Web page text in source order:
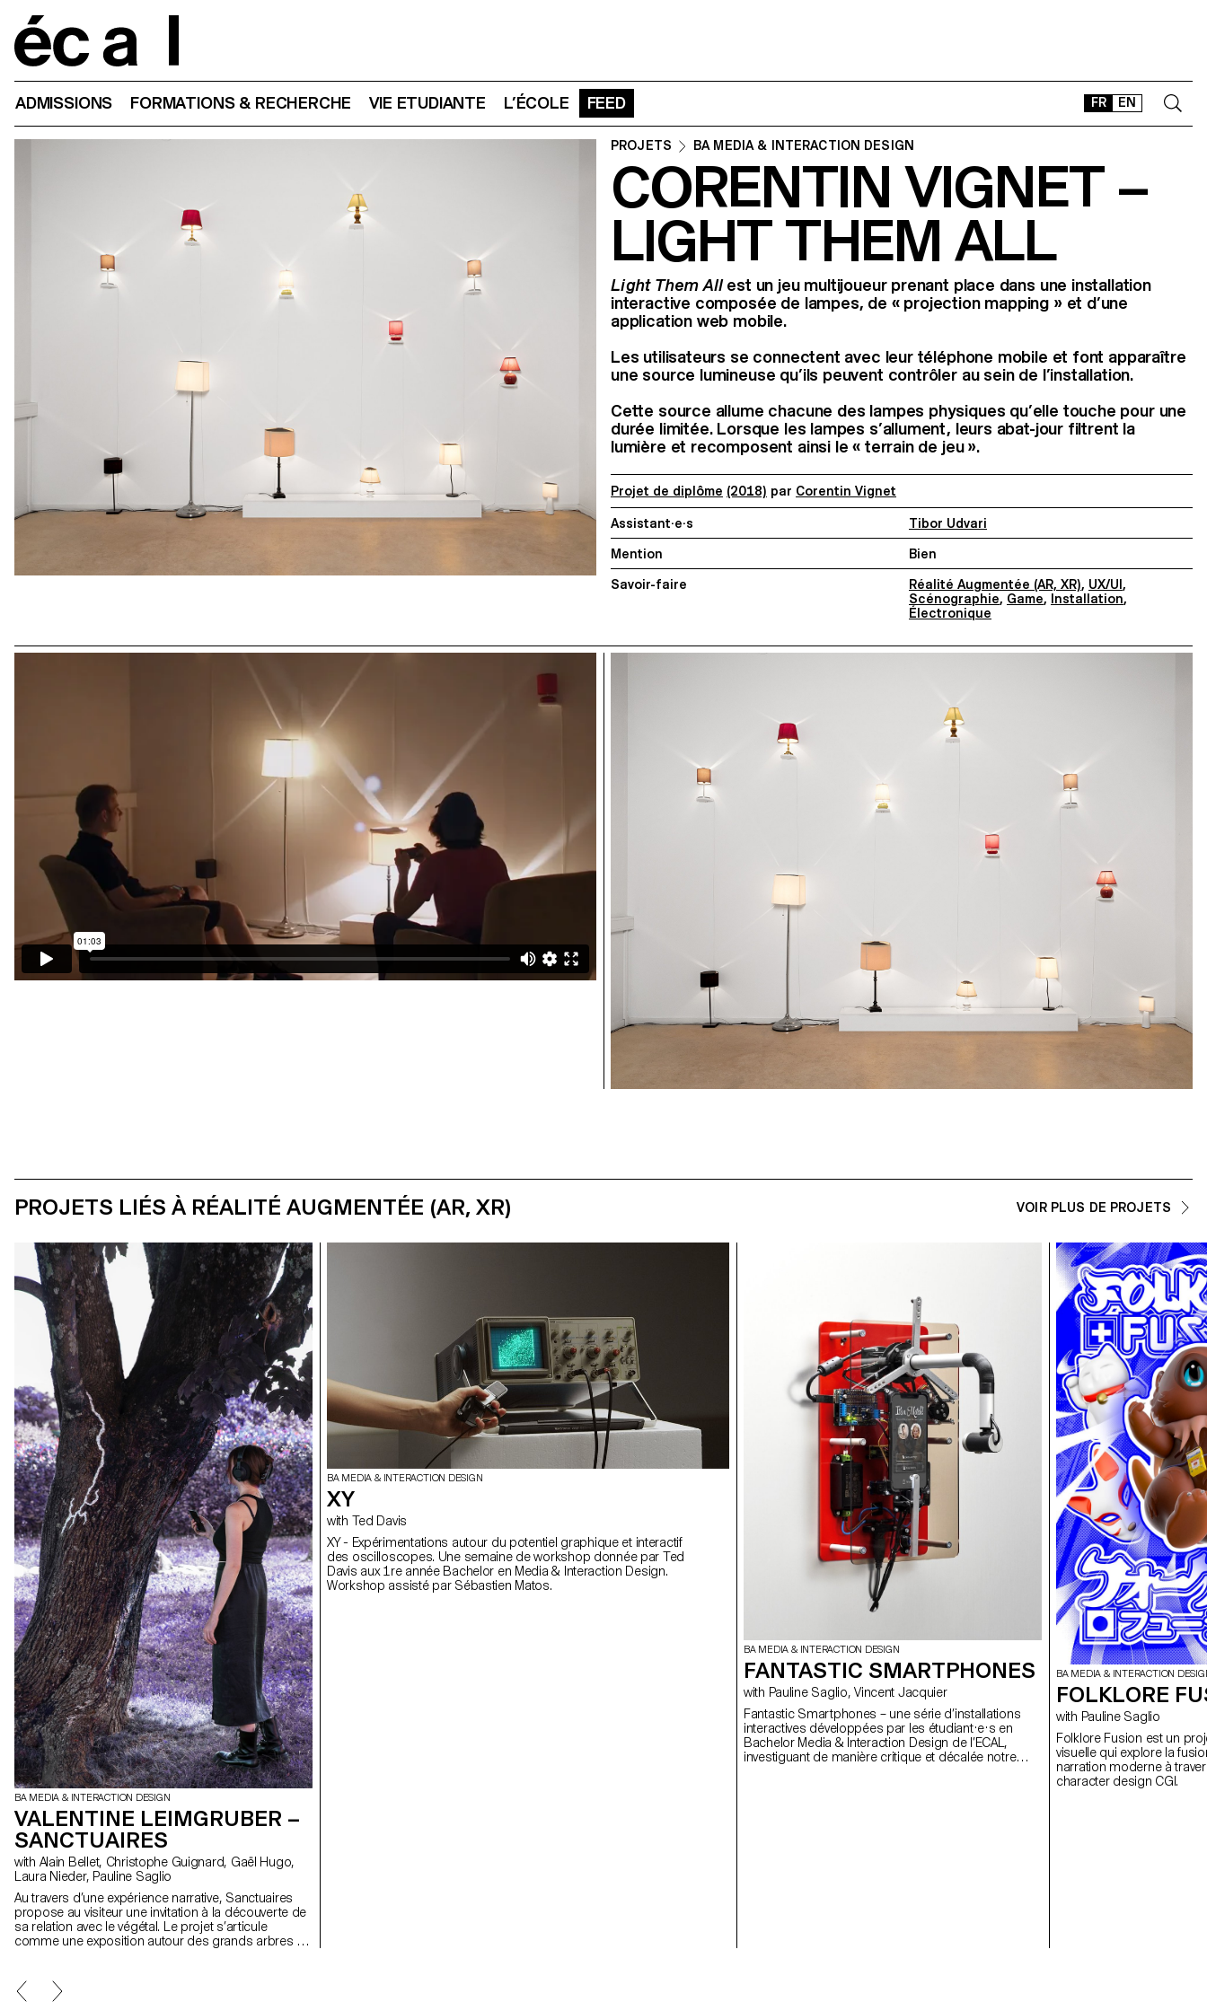
FR EN
ADMISSIONS FORMATIONS & RECHERCHE VIE ETUDIANTE L’ÉCOLE FEED
CONTACT
SHOP
Instagram
Facebook
LinkedIn
Vimeo
PROJETS BA MEDIA & INTERACTION DESIGN
CORENTIN VIGNET –
LIGHT THEM ALL
Light Them Allest un jeu multijoueur prenant place dans une installation
interactive composée de lampes, de « projection mapping » et d’une
application web mobile.
Les utilisateurs se connectent avec leur téléphone mobile et font apparaître
une source lumineuse qu’ils peuvent contrôler au sein de l’installation.
Cette source allume chacune des lampes physiques qu’elle touche pour une
durée limitée. Lorsque les lampes s’allument, leurs abat-jour filtrent la
lumière et recomposent ainsi le « terrain de jeu ».
Projet de diplôme (2018) par Corentin Vignet
Assistant·e·s Tibor Udvari
Mention Bien
Savoir-faire Réalité Augmentée (AR, XR), UX/UI,
Scénographie, Game, Installation,
Électronique
PROJETS LIÉS À RÉALITÉ AUGMENTÉE (AR, XR) VOIR PLUS DE PROJETS
BA MEDIA & INTERACTION DESIGN
VALENTINE LEIMGRUBER –
SANCTUAIRES
with Alain Bellet, Christophe Guignard, Gaël Hugo,
Laura Nieder, Pauline Saglio
Au travers d’une expérience narrative, Sanctuaires
propose au visiteur une invitation à la découverte de
sa relation avec le végétal. Le projet s’articule
comme une exposition autour des grands arbres de
indices et à une carte sur l’app. Lorsqu’il l’aura
trouvé, il devra s’y connecter en le touchant,
BA MEDIA & INTERACTION DESIGN
XY
with Ted Davis
XY - Expérimentations autour du potentiel graphique et interactif
des oscilloscopes. Une semaine de workshop donnée par Ted
Davis aux 1re année Bachelor en Media & Interaction Design.
Workshop assisté par Sébastien Matos.
BA MEDIA & INTERACTION DESIGN
FANTASTIC SMARTPHONES
with Pauline Saglio, Vincent Jacquier
Fantastic Smartphones – une série d’installations
interactives développées par les étudiant·e·s en
Bachelor Media & Interaction Design de l’ECAL,
investiguant de manière critique et décalée notre
BA MEDIA & INTERACTION
FOLKLORE
with Pauline Saglio
Folklore Fusion est un
visuelle qui explore la
narration moderne à
character design CGI.